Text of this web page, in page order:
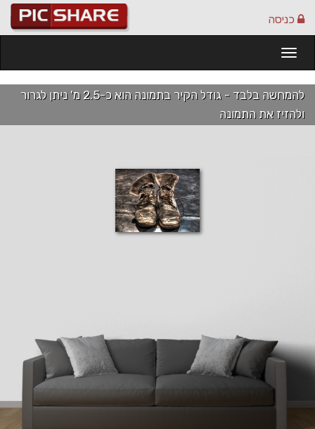
כניסה
להמחשה בלבד - גודל הקיר בתמונה הוא כ-2.5 מ' ניתן לגרור
ולהזיז את התמונה